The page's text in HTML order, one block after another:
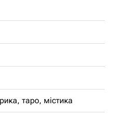
таро, містика